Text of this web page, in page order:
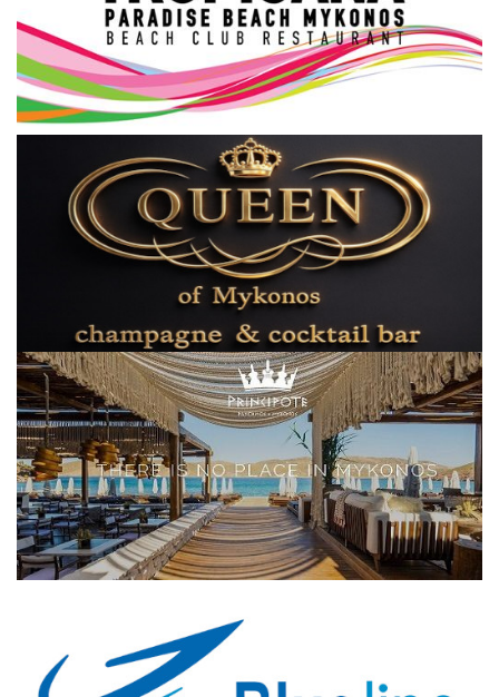
Σεβασμιώτατος Δωρόθεος Β’
Cost Of Living Crisis
Opinion + Analysis
L’Art des Sens
All News
Local Elections 2023
About
Elections 2023
Γλώσσα
Ελληνικά English